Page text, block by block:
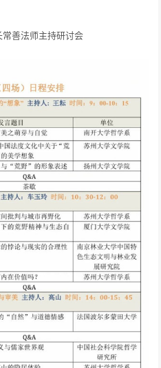
善法师主持研讨会